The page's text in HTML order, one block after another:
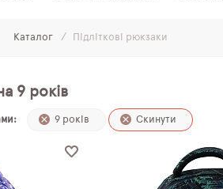
Каталог Підліткові рюкзаки
9 років
9 років Скинути